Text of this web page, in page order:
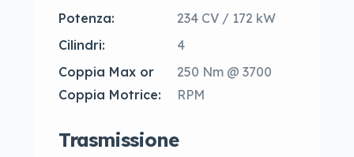
Potenza:
234 CV / 172 kW
Cilindri:
4
Coppia Max or
Coppia Motrice:
250 Nm @ 3700
RPM
Trasmissione